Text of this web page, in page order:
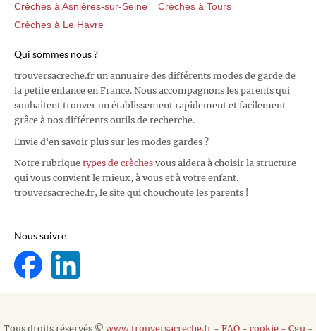
Crèches à Asnières-sur-Seine
Crèches à Tours
Crèches à Le Havre
Qui sommes nous ?
trouversacreche.fr un annuaire des différents modes de garde de
la petite enfance en France. Nous accompagnons les parents qui
souhaitent trouver un établissement rapidement et facilement
grâce à nos différents outils de recherche.
Envie d'en savoir plus sur les modes gardes ?
Notre rubrique types de crèches vous aidera à choisir la structure
qui vous convient le mieux, à vous et à votre enfant.
trouversacreche.fr, le site qui chouchoute les parents !
Nous suivre
Tous droits réservés © www.trouversacreche.fr- FAQ- cookie- Cgu -